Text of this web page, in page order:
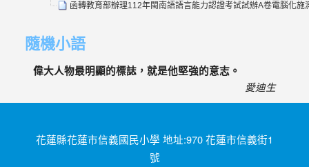
函轉教育部辦理112年閩南語語言能力認證考試試辦A卷電腦化
隨機小語
偉大人物最明顯的標誌，就是他堅強的意志。
愛迪生
花蓮縣花蓮市信義國民小學 地址:970 花蓮市信義街1
號